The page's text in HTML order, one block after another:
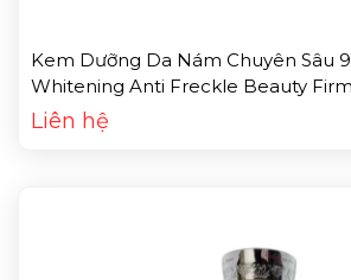
Kem Dưỡng Da Nám Chuyên Sâu
Whitening Anti Freckle Beauty
(20g)
Liên hệ